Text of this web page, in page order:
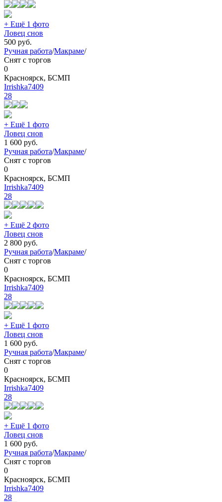
+ Ещё 1 фото
Ловец снов
500 руб.
Ручная работа/Макраме/
Снят с торгов
0
Красноярск, БСМП
Irrishka7409
28
+ Ещё 1 фото
Ловец снов
1 600 руб.
Ручная работа/Макраме/
Снят с торгов
0
Красноярск, БСМП
Irrishka7409
28
+ Ещё 2 фото
Ловец снов
2 800 руб.
Ручная работа/Макраме/
Снят с торгов
0
Красноярск, БСМП
Irrishka7409
28
+ Ещё 1 фото
Ловец снов
1 600 руб.
Ручная работа/Макраме/
Снят с торгов
0
Красноярск, БСМП
Irrishka7409
28
+ Ещё 1 фото
Ловец снов
1 600 руб.
Ручная работа/Макраме/
Снят с торгов
0
Красноярск, БСМП
Irrishka7409
28